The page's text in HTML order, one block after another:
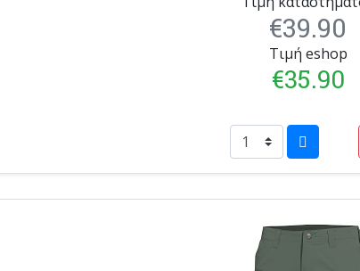
€39.90
Τιμή eshop
€35.90